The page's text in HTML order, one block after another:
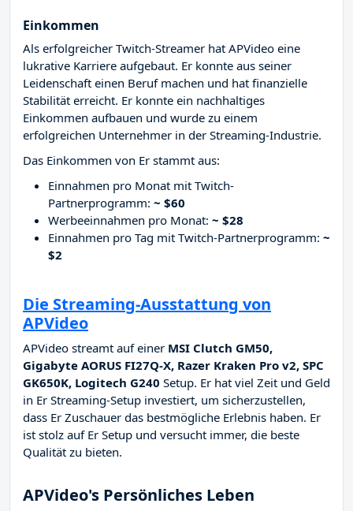
Einkommen
Als erfolgreicher Twitch-Streamer hat APVideo eine
lukrative Karriere aufgebaut. Er konnte aus seiner
Leidenschaft einen Beruf machen und hat finanzielle
Stabilität erreicht. Er konnte ein nachhaltiges
Einkommen aufbauen und wurde zu einem
erfolgreichen Unternehmer in der Streaming-Industrie.
Das Einkommen von Er stammt aus:
Einnahmen pro Monat mit Twitch-
Partnerprogramm: ~ $60
Werbeeinnahmen pro Monat: ~ $28
Einnahmen pro Tag mit Twitch-Partnerprogramm: ~
$2
Die Streaming-Ausstattung von
APVideo
APVideo streamt auf einer MSI Clutch GM50,
Gigabyte AORUS FI27Q-X, Razer Kraken Pro v2, SPC
GK650K, Logitech G240 Setup. Er hat viel Zeit und Geld
in Er Streaming-Setup investiert, um sicherzustellen,
dass Er Zuschauer das bestmögliche Erlebnis haben. Er
ist stolz auf Er Setup und versucht immer, die beste
Qualität zu bieten.
APVideo's Persönliches Leben